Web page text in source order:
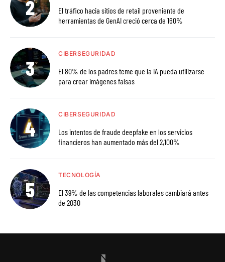
El tráfico hacia sitios de retail proveniente de
herramientas de GenAI creció cerca de 160%
CIBERSEGURIDAD
El 80% de los padres teme que la IA pueda utilizarse
para crear imágenes falsas
CIBERSEGURIDAD
Los intentos de fraude deepfake en los servicios
financieros han aumentado más del 2,100%
TECNOLOGÍA
El 39% de las competencias laborales cambiará antes
de 2030